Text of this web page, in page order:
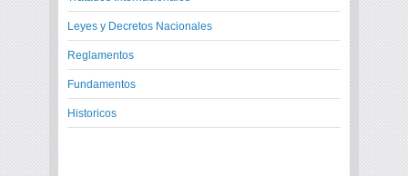
Leyes y Decretos Nacionales
Reglamentos
Fundamentos
Historicos